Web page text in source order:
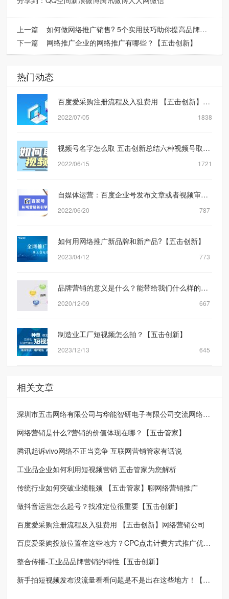
上一篇如何做网络推广销售? 5个实用技巧助你提高品牌形象
下一篇 网络推广企业的网络推广有哪些？【五击创新】
热门动态
百度爱采购注册流程及入驻费用 【五击创新】网络营销公司
2022/07/05 1838
视频号名字怎么取 五击创新总结六种视频号取名方式
2022/06/15 1721
自媒体运营：百度企业号发布文章或者视频审核规则机制是什么？【五击创新】
2022/06/20 787
如何用网络推广新品牌和新产品?【五击创新】
2023/04/12 773
品牌营销的意义是什么？能带给我们什么样的转化？
2020/12/09 667
制造业工厂短视频怎么拍？【五击创新】
2023/12/13 645
相关文章
深圳市五击网络有限公司与华能智研电子有限公司交流网络营销方案分享
网络营销是什么?营销的价值体现在哪？【五击管家】
腾讯起诉vivo网络不正当竞争 互联网营销管家有话说
工业品企业如何利用短视频营销 五击管家为您解析
传统行业如何突破业绩瓶颈 【五击管家】聊网络营销推广
做抖音运营怎么起号？找准定位很重要【五击创新】
百度爱采购注册流程及入驻费用 【五击创新】网络营销公司
百度爱采购投放位置在这些地方？CPC点击计费方式推广优势大吗？【五击创新】
整合传播-工业品品牌营销的特性【五击创新】
新手拍短视频发布没流量看看问题是不是出在这些地方！【五击创新】